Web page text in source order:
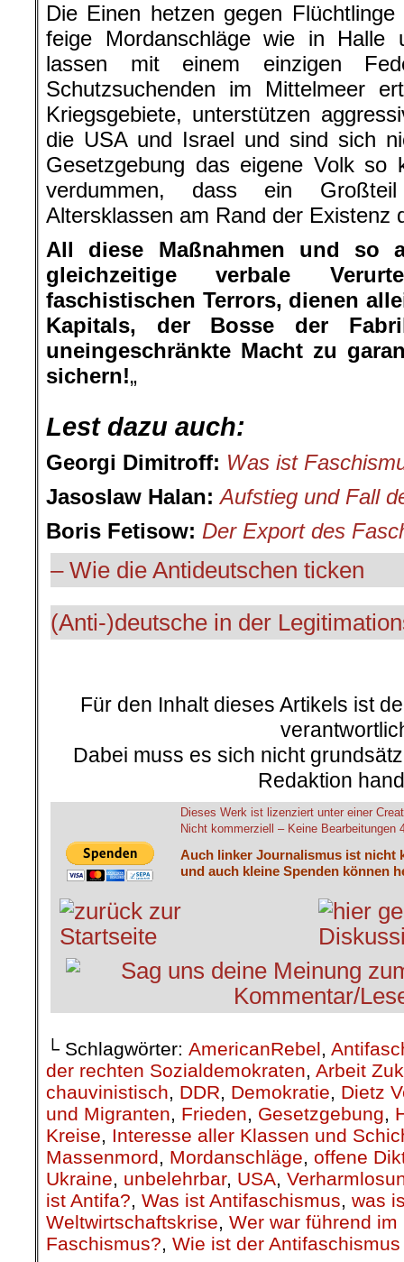
Die Einen hetzen gegen
feige Mordanschläge wie in Halle
lassen mit einem einzigen
Schutzsuchenden im Mittelmeer
Kriegsgebiete, unterstützen
die USA und Israel und sind sich
Gesetzgebung das eigene Volk
verdummen, dass ein
Altersklassen am Rand der Existenz
All diese Maßnahmen und so
gleichzeitige verbale
faschistischen Terrors, dienen
Kapitals, der Bosse der
uneingeschränkte Macht zu
sichern!„
Lest dazu auch:
Georgi Dimitroff: Was ist
Jasoslaw Halan: Aufstieg und Fall
Boris Fetisow: Der Export des
– Wie die Antideutschen ticken
(Anti-)deutsche in der
Für den Inhalt dieses Artikels ist
Dabei muss es sich nicht
Redaktion
Dieses Werk ist lizenziert unter einer
Nicht kommerziell – Keine Bearbeitungen
Auch linker Journalismus ist nicht
und auch kleine Spenden können
└ Schlagwörter: AmericanRebel,
der rechten Sozialdemokraten, Arbeit
chauvinistisch, DDR, Demokratie, Dietz
und Migranten, Frieden, Gesetzgebung,
Kreise, Interesse aller Klassen und
Massen­mord, Mordanschläge, offene
Ukraine, unbelehrbar, USA,
ist Antifa?, Was ist Antifaschismus, was
Weltwirtschaftskrise, Wer war führend
Faschismus?, Wie ist der